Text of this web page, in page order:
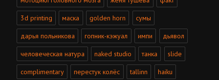
3d printing маска golden horn сумы
дарья польникова гопник-кэжуал импи дьявол
человеческая натура naked studio танка slide
complimentary перестук колёс tallinn haiku